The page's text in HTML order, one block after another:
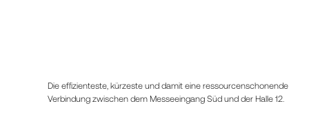
Die effizienteste, kürzeste und damit eine ressourcenschonende
Verbindung zwischen dem Messeeingang Süd und der Halle 12.